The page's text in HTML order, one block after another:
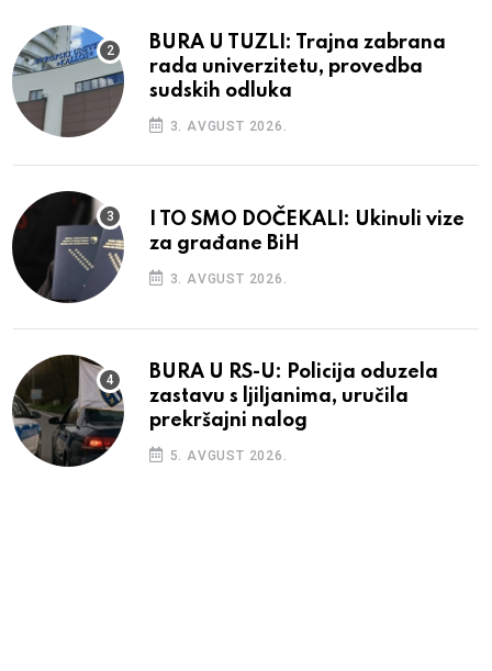
BURA U TUZLI: Trajna zabrana
rada univerzitetu, provedba
sudskih odluka
3. AVGUST 2026.
I TO SMO DOČEKALI: Ukinuli vize
za građane BiH
3. AVGUST 2026.
BURA U RS-U: Policija oduzela
zastavu s ljiljanima, uručila
prekršajni nalog
5. AVGUST 2026.